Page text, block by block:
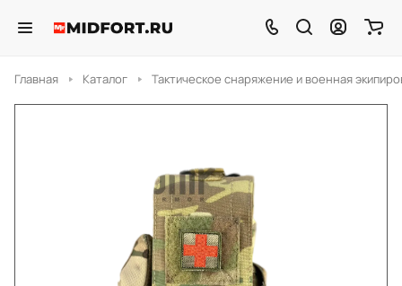
Главная Каталог Тактическое снаряжение и военная